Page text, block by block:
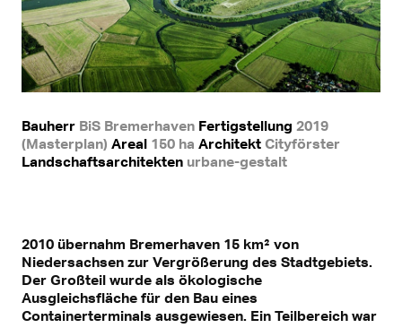
Bauherr BiS Bremerhaven Fertigstellung 2019
(Masterplan) Areal 150 ha Architekt Cityförster
Landschaftsarchitekten urbane-gestalt
2010 übernahm Bremerhaven 15 km² von
Niedersachsen zur Vergrößerung des Stadtgebiets.
Der Großteil wurde als ökologische
Ausgleichsfläche für den Bau eines
Containerterminals ausgewiesen. Ein Teilbereich war